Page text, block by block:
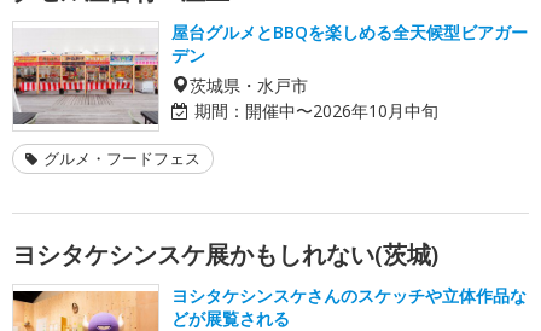
屋台グルメとBBQを楽しめる全天候型ビアガー
デン
茨城県・水戸市
期間： 開催中〜2026年10月中旬
グルメ・フードフェス
ヨシタケシンスケ展かもしれない(茨城)
ヨシタケシンスケさんのスケッチや立体作品な
どが展覧される